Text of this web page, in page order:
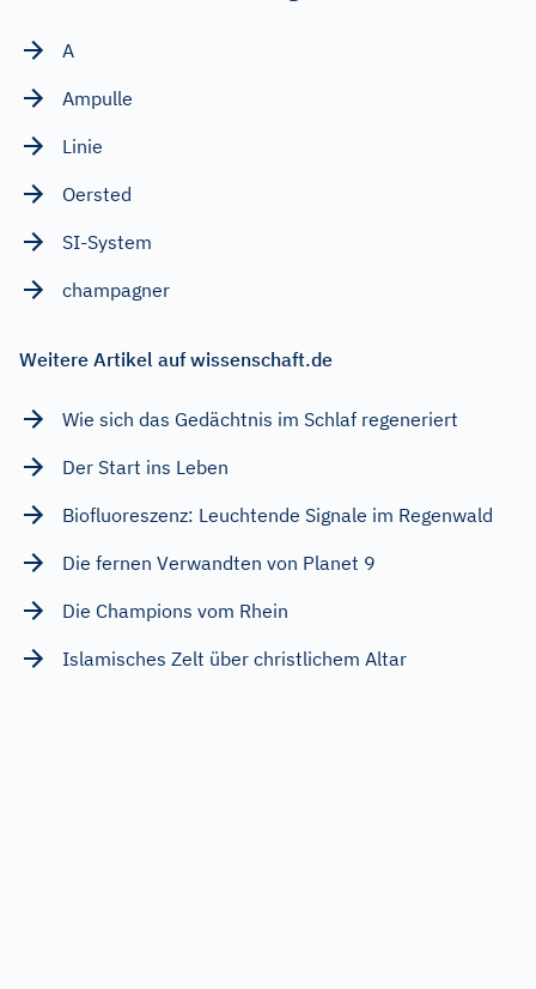
A
Ampulle
Linie
Oersted
SI-System
champagner
Weitere Artikel auf wissenschaft.de
Wie sich das Gedächtnis im Schlaf regeneriert
Der Start ins Leben
Biofluoreszenz: Leuchtende Signale im Regenwald
Die fernen Verwandten von Planet 9
Die Champions vom Rhein
Islamisches Zelt über christlichem Altar